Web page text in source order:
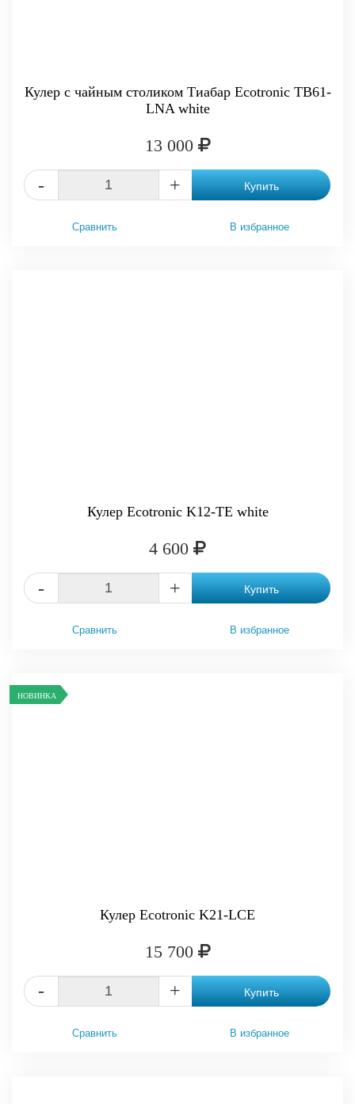
Кулер с чайным столиком Тиабар Ecotronic TB61-
LNA white
13 000
- + Купить
Сравнить В избранное
Кулер Ecotronic K12-TE white
4 600
- + Купить
Сравнить В избранное
НОВИНКА
Кулер Ecotronic K21-LCE
15 700
- + Купить
Сравнить В избранное